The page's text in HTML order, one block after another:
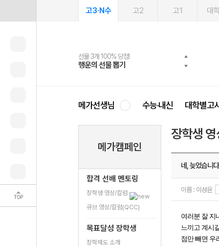
TOP
고3·N수 고2 고1 대
선물 3개 100% 당첨!
행운의 선물 뽑기
선물 100% 증정!
메가스터디 X 올리브
여름방학 스터디 캐시백
메가런 썸머스쿨
2027 러셀 단과
강사 공개선발
스마트러닝앱
설문 EVENT
메가패스
3일 무료 체험권
메가패스 수강생 무료혜택!
메가클럽 멤버십
사회공헌 캠페인
희망이룸 메가나눔
메가선생님 수능·내신 대학별고
메가캠페인
합격 선배 멘토링
장학생 영상/칼럼
큐브 영상/칼럼(QCC)
목표달성 장학생
장학제도 소개
장학생
네, 늦었습니다
이름 : 이성윤
여러분 잘 지
느끼고 계시
점만 빼면 우